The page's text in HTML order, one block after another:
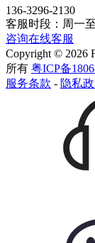
136-3296-2130
客服时段：周一
咨询在线客服
Copyright © 2026
所有 粤ICP备
服务条款 - 隐私